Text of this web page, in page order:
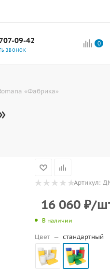
09-42
ЗВОНОК
0
«Фабрика»
Артикул:
16 060 ₽/
В наличии
Цвет — стандартный